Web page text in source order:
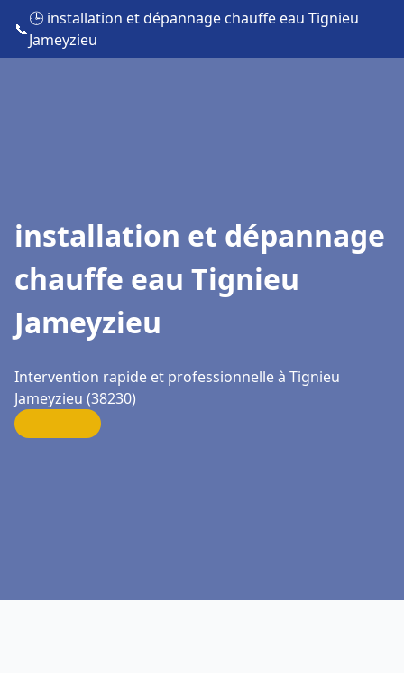
📞
🕒 installation et dépannage chauffe eau Tignieu
Jameyzieu
installation et dépannage
chauffe eau Tignieu
Jameyzieu
Intervention rapide et professionnelle à Tignieu
Jameyzieu (38230)